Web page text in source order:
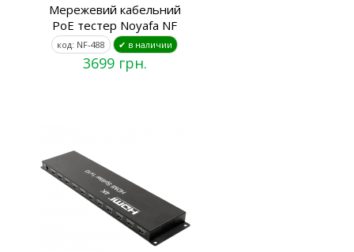
Мережевий кабельний
PoE тестер Noyafa NF
код: NF-488 ✔ в наличии
3699 грн.